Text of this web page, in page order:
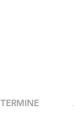
TERMINE